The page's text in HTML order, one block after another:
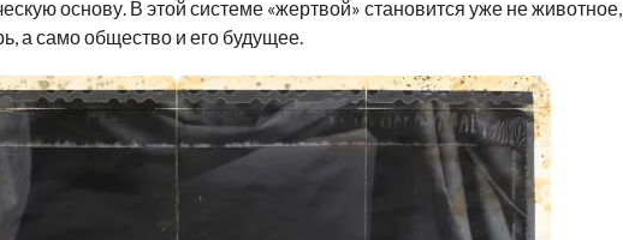
основу. В этой системе «жертвой» становится уже не животное,
а само общество и его будущее.